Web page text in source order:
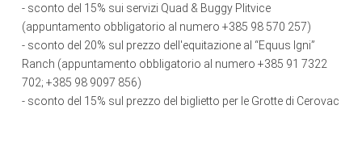
- sconto del 15% sui servizi Quad & Buggy Plitvice
(appuntamento obbligatorio al numero +385 98 570 257)
- sconto del 20% sul prezzo dell'equitazione al “Equus Igni”
Ranch (appuntamento obbligatorio al numero +385 91 7322
702; +385 98 9097 856)
- sconto del 15% sul prezzo del biglietto per le Grotte di Cerovac